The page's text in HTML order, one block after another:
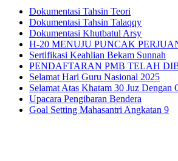
Dokumentasi Tahsin Teori
Dokumentasi Tahsin Talaqqy
Dokumentasi Khutbatul Arsy
H-20 MENUJU PUNCAK
Sertifikasi Keahlian Bekam Sunnah
PENDAFTARAN PMB TELAH
Selamat Hari Guru Nasional 2025
Selamat Atas Khatam 30 Juz Dengan
Upacara Pengibaran Bendera
Goal Setting Mahasantri Angkatan 9